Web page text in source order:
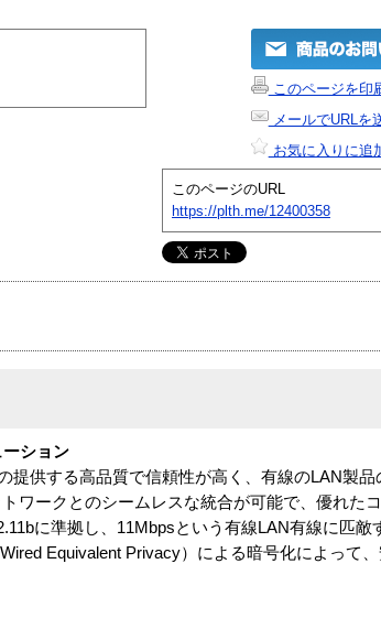
このページを印
メールでURLを
お気に入りに追
このページのURL
https://plth.me/12400358
ション
提供する高品質で信頼性が高く、有線のLAN製
ワークとのシームレスな統合が可能で、優れた
に準拠し、11Mbpsという有線LAN有線に匹
Equivalent Privacy）による暗号化によって